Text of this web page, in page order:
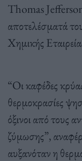
Thomas
αποτελέσματά
Χημικής
“Οι καφέδες
θερμοκρασίες
όξινοι από τους
ζύμωσης”,
αυξανόταν η